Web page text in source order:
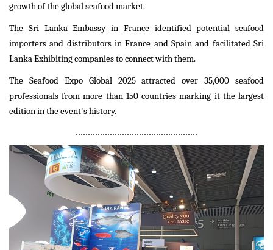
growth of the global seafood market.
The Sri Lanka Embassy in France identified potential seafood
importers and distributors in France and Spain and facilitated Sri
Lanka Exhibiting companies to connect with them.
The Seafood Expo Global 2025 attracted over 35,000 seafood
professionals from more than 150 countries marking it the largest
edition in the event's history.
..................................................